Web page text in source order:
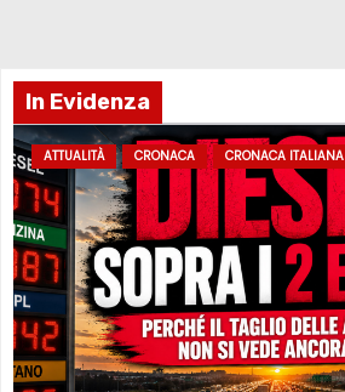
In Evidenza
ATTUALITÀ CRONACA CRONACA ITALIANA